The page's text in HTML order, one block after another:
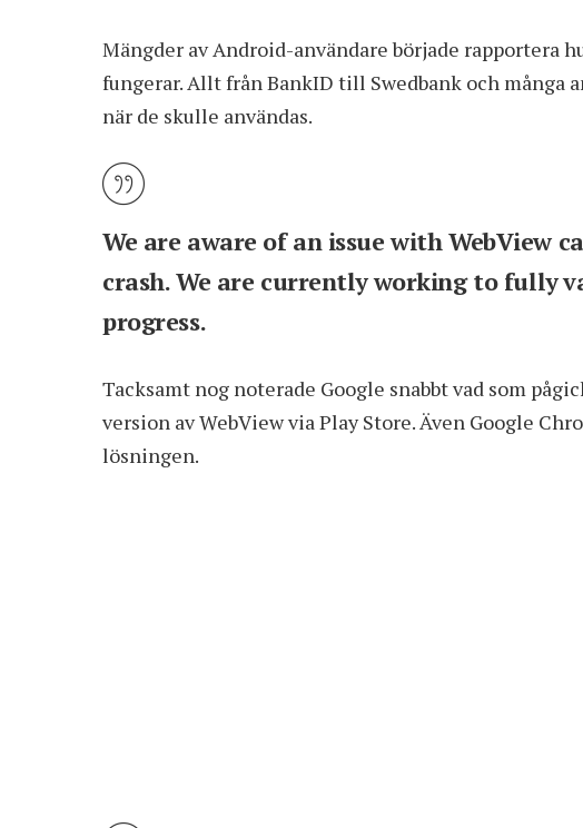
Mängder av Android-användare började rapportera
fungerar. Allt från BankID till Swedbank och många
när de skulle användas.
We are aware of an issue with WebView
crash. We are currently working to fully
progress.
Tacksamt nog noterade Google snabbt vad som
version av WebView via Play Store. Även Google
lösningen.